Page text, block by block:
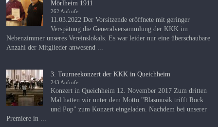
Mörlheim 1911
262 Aufrufe
11.03.2022 Der Vorsitzende eröffnete mit geringer
Verspätung die Generalversammlung der KKK im
Nebenzimmer unseres Vereinslokals. Es war leider nur eine überschaubare
Anzahl der Mitglieder anwesend ...
3. Tourneekonzert der KKK in Queichheim
243 Aufrufe
Konzert in Queichheim 12. November 2017 Zum dritten
Mal hatten wir unter dem Motto "Blasmusik trifft Rock
und Pop" zum Konzert eingeladen. Nachdem bei unserer
Premiere in ...